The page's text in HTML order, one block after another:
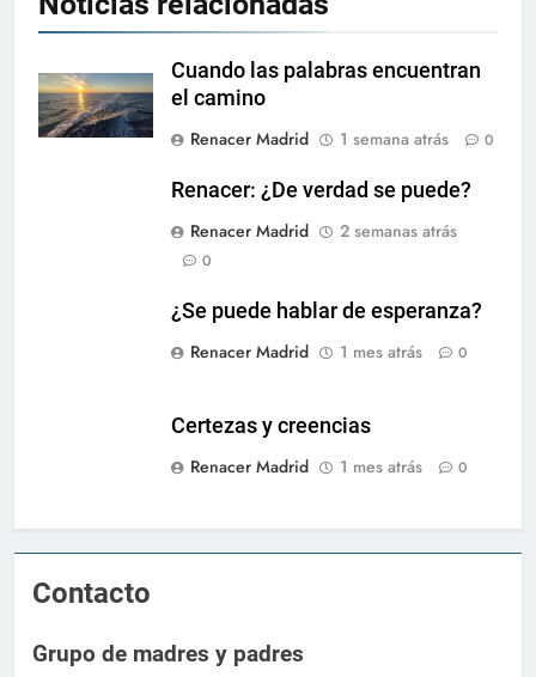
Cuando las palabras encuentran
el camino
Renacer Madrid
1 semana atrás 0
Renacer: ¿De verdad se puede?
Renacer Madrid
2 semanas atrás
0
¿Se puede hablar de esperanza?
Renacer Madrid
1 mes atrás 0
Certezas y creencias
Renacer Madrid
1 mes atrás 0
Contacto
Grupo de madres y padres